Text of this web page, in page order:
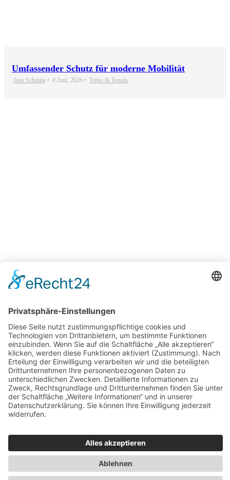
Umfassender Schutz für moderne Mobilität
Jens Schönig • 8 Juni, 2026 • Tipps & Trends
Der Fisch entscheidet: Grillen nach dem Fang des
Tages
MOIN Bremerhaven • 5 Juni, 2026 • Genuss & Freizeit